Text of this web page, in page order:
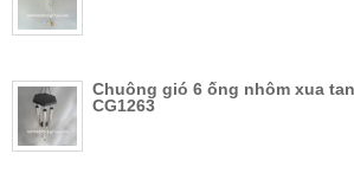
Chuông gió 6 ống nhôm xua
CG1263